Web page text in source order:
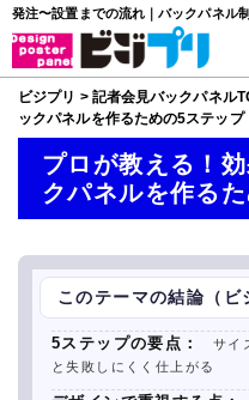
発注〜設置までの流れ｜バックパネル
ビジプリ > 記者会見バックパネル
ックパネルを作るための5ステップ
プロが教える！
クパネルを作る
このテーマの結論（ビ
5ステップの要点：
サイ
と失敗しにくく仕上がる